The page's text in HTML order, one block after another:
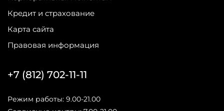
Кредит и страхование
Карта сайта
Правовая информация
+7 (812) 702-11-11
Режим работы: 9.00-21.00